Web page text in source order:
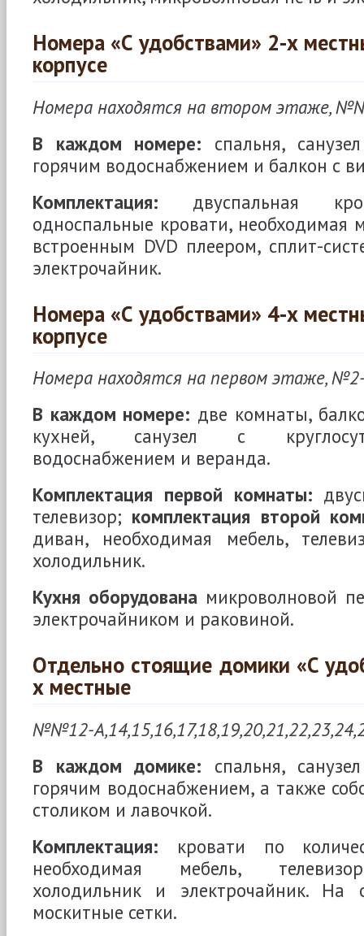
Номера «С удобствами» 2-х
корпусе
Номера находятся на втором этаже,
В каждом номере: спальня,
горячим водоснабжением и балкон с
Комплектация: двуспальная
односпальные кровати, необходимая
встроенным DVD плеером, сплит-
электрочайник.
Номера «С удобствами» 4-х
корпусе
Номера находятся на первом этаже,
В каждом номере: две комнаты,
кухней, санузел с
водоснабжением и веранда.
Комплектация первой комнаты:
телевизор; комплектация второй
диван, необходимая мебель,
холодильник.
Кухня оборудована микроволновой
электрочайником и раковиной.
Отдельно стоящие домики «С
х местные
№№12-
В каждом домике: спальня,
горячим водоснабжением, а также
столиком и лавочкой.
Комплектация: кровати по
необходимая мебель,
холодильник и электрочайник. На
москитные сетки.